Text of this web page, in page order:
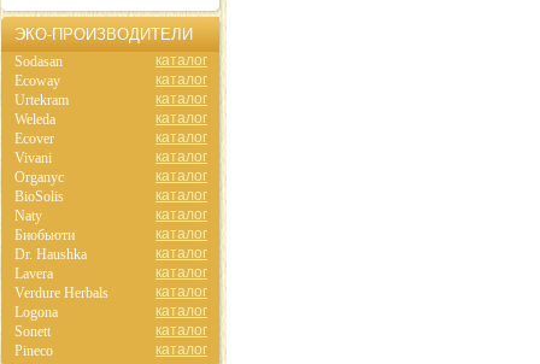
ЭКО-ПРОИЗВОДИТЕЛИ
Sodasan
каталог
Ecoway
каталог
Urtekram
каталог
Weleda
каталог
Ecover
каталог
Vivani
каталог
Organyc
каталог
BioSolis
каталог
Naty
каталог
Биобьюти
каталог
Dr. Haushka
каталог
Lavera
каталог
Verdure Herbals
каталог
Logona
каталог
Sonett
каталог
Pineco
каталог